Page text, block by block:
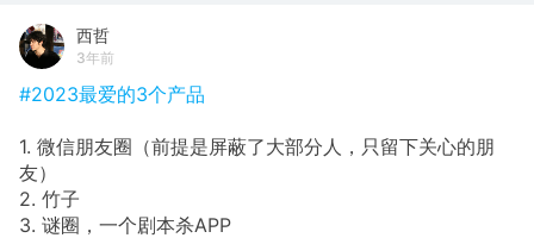
西哲
3年前
#2023最爱的3个产品
1. 微信朋友圈（前提是屏蔽了大部分人，只留下关心的朋
友）
2. 竹子
3. 谜圈，一个剧本杀APP